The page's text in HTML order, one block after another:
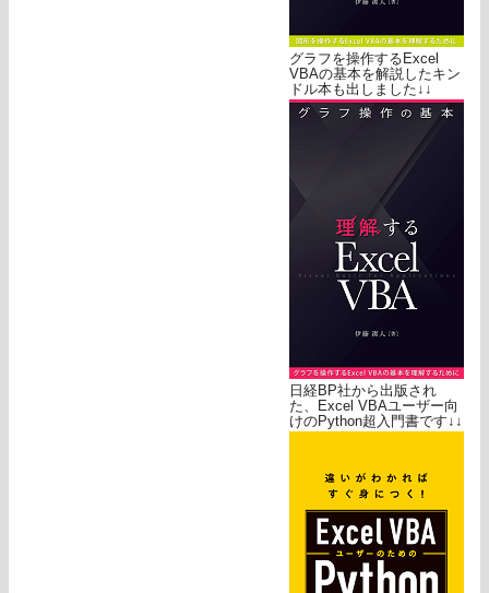
グラフを操作するExcel
VBAの基本を解説したキン
ドル本も出しました↓↓
日経BP社から出版され
た、Excel VBAユーザー向
けのPython超入門書です↓↓